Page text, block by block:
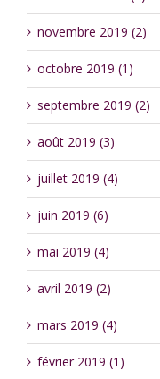
novembre 2019 (2)
octobre 2019 (1)
septembre 2019 (2)
août 2019 (3)
juillet 2019 (4)
juin 2019 (6)
mai 2019 (4)
avril 2019 (2)
mars 2019 (4)
février 2019 (1)